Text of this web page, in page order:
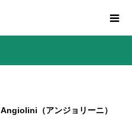
Angiolini（アンジョリーニ）